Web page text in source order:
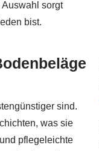
sorgt
bist.
sind.
was sie
pflegeleichte